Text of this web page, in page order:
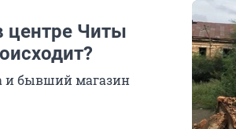
центре Читы
и бывший магазин